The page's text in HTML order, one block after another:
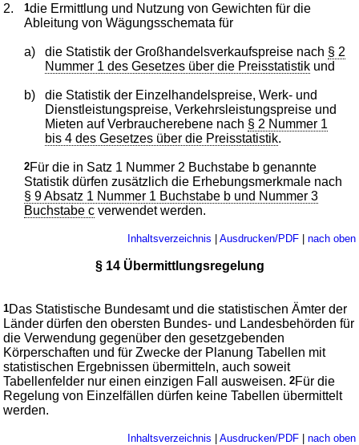
2. 1die Ermittlung und Nutzung von Gewichten für die
Ableitung von Wägungsschemata für
a) die Statistik der Großhandelsverkaufspreise nach § 2
Nummer 1 des Gesetzes über die Preisstatistikund
b)
die Statistik der Einzelhandelspreise, Werk- und
Dienstleistungspreise, Verkehrsleistungspreise und
Mieten auf Verbraucherebene nach § 2 Nummer 1
bis 4 des Gesetzes über die Preisstatistik.
2Für die in Satz 1 Nummer 2 Buchstabe b genannte
Statistik dürfen zusätzlich die Erhebungsmerkmale nach
§ 9 Absatz 1 Nummer 1 Buchstabe b und Nummer 3
Buchstabe c verwendet werden.
Inhaltsverzeichnis | Ausdrucken/PDF| nach oben
§ 14 Übermittlungsregelung
1Das Statistische Bundesamt und die statistischen Ämter der
Länder dürfen den obersten Bundes- und Landesbehörden für
die Verwendung gegenüber den gesetzgebenden
Körperschaften und für Zwecke der Planung Tabellen mit
statistischen Ergebnissen übermitteln, auch soweit
Tabellenfelder nur einen einzigen Fall ausweisen.2Für die
Regelung von Einzelfällen dürfen keine Tabellen übermittelt
werden.
Inhaltsverzeichnis | Ausdrucken/PDF| nach oben